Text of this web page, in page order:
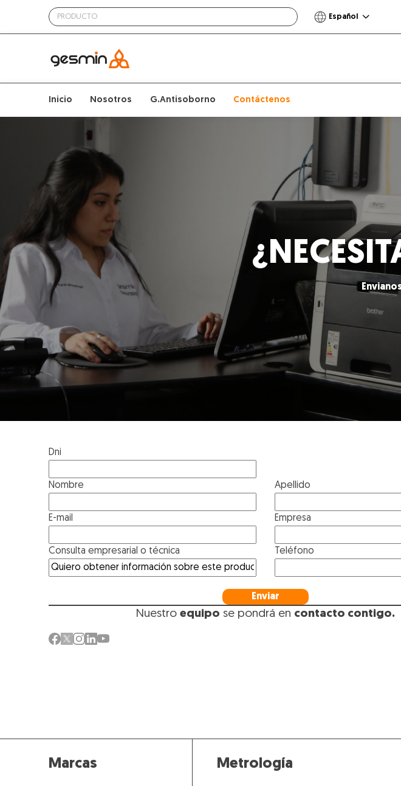
Español
Inicio Nosotros G.Antisoborno Contáctenos
Dni
Nombre Apellido
E-mail Empresa
Consulta empresarial o técnica Teléfono
Enviar
Nuestro equipo se pondrá en contacto contigo.
Marcas Metrología